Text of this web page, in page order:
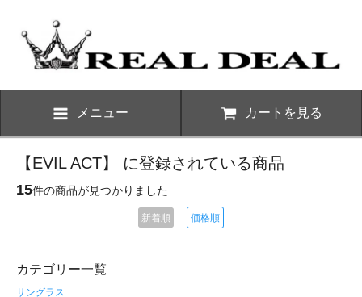
メニュー カートを見る
【EVIL ACT】 に登録されている商品
15件の商品が見つかりました
新着順 価格順
カテゴリー一覧
サングラス